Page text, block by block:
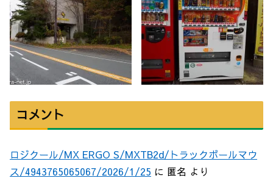
コメント
ロジクール/MX ERGO S/MXTB2d/トラックボールマウ
ス/4943765065067/2026/1/25 に 匿名 より